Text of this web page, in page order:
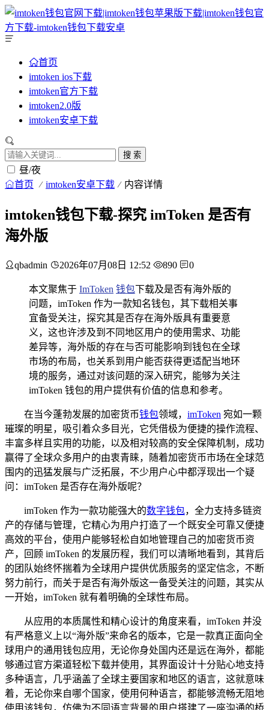
首页
imtoken ios下载
imtoken官方下载
imtoken2.0版
imtoken安卓下载
搜 索
昼/夜
首页 imtoken安卓下载 内容详情
imtoken钱包下载-探究 imToken 是否有
海外版
qbadmin 2026年07月08日 12:52 890 0
本文聚焦于 ImToken 钱包下载及是否有海外版的
问题，imToken 作为一款知名钱包，其下载相关事
宜备受关注，探究其是否存在海外版具有重要意
义，这也许涉及到不同地区用户的使用需求、功能
差异等，海外版的存在与否可能影响到钱包在全球
市场的布局，也关系到用户能否获得更适配当地环
境的服务，通过对该问题的深入研究，能够为关注
imToken 钱包的用户提供有价值的信息和参考。
在当今蓬勃发展的加密货币钱包领域， imToken 宛如一颗
璀璨的明星，吸引着众多目光，它凭借极为便捷的操作流程、
丰富多样且实用的功能，以及相对较高的安全保障机制，成功
赢得了全球众多用户的由衷青睐，随着加密货币市场在全球范
围内的迅猛发展与广泛拓展，不少用户心中都浮现出一个疑
问：imToken 是否存在海外版呢？
imToken 作为一款功能强大的数字钱包，全力支持多链资
产的存储与管理，它精心为用户打造了一个既安全可靠又便捷
高效的平台，使用户能够轻松自如地管理自己的加密货币资
产，回顾 imToken 的发展历程，我们可以清晰地看到，其背后
的团队始终怀揣着为全球用户提供优质服务的坚定信念，不断
努力前行，而关于是否有海外版这一备受关注的问题，其实从
一开始，imToken 就有着明确的全球性布局。
从应用的本质属性和精心设计的角度来看，imToken 并没
有严格意义上以“海外版”来命名的版本，它是一款真正面向全
球用户的通用钱包应用，无论你身处国内还是远在海外，都能
够通过官方渠道轻松下载并使用，其界面设计十分贴心地支持
多种语言，几乎涵盖了全球主要国家和地区的语言，这就意味
着，无论你来自哪个国家，使用何种语言，都能够流畅无阻地
使用该钱包，仿佛为不同语言背景的用户搭建了一座沟通的桥